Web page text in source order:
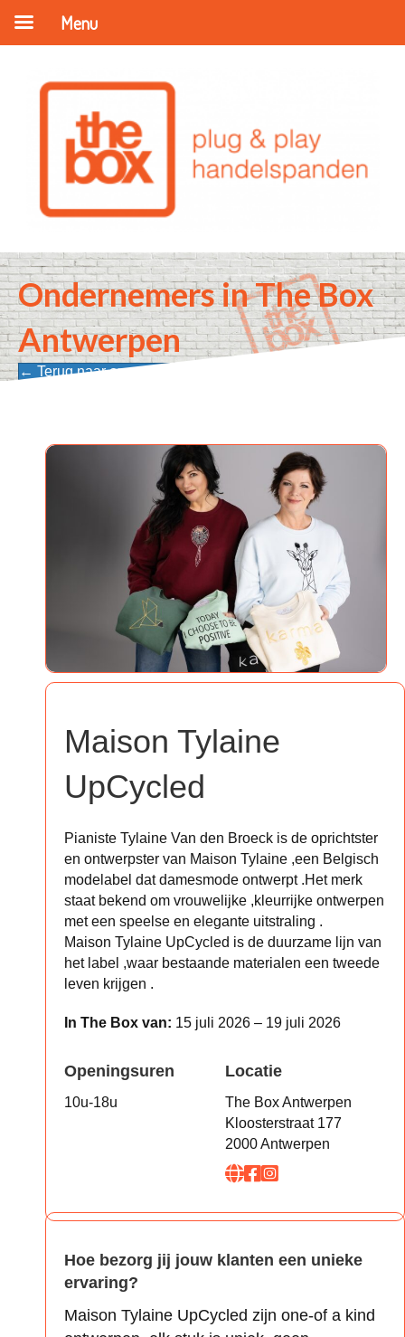
Ondernemers in The Box
Antwerpen
← Terug naar onze ondernemers
Maison Tylaine
UpCycled
Pianiste Tylaine Van den Broeck is de oprichtster
en ontwerpster van Maison Tylaine ,een Belgisch
modelabel dat damesmode ontwerpt .Het merk
staat bekend om vrouwelijke ,kleurrijke ontwerpen
met een speelse en elegante uitstraling .
Maison Tylaine UpCycled is de duurzame lijn van
het label ,waar bestaande materialen een tweede
leven krijgen .
In The Box van: 15 juli 2026 – 19 juli 2026
Openingsuren
10u-18u
Locatie
The Box Antwerpen
Kloosterstraat 177
2000 Antwerpen
Hoe bezorg jij jouw klanten een unieke
ervaring?
Maison Tylaine UpCycled zijn one-of a kind
Menu